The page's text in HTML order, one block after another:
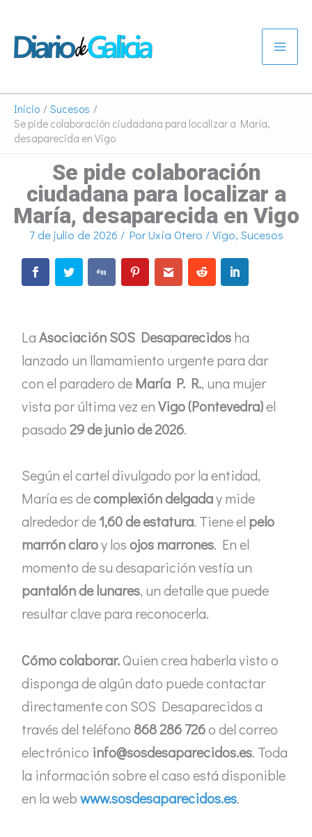
contenido
Inicio
Sucesos
Se pide colaboración ciudadana para localizar a María,
desaparecida en Vigo
Se pide colaboración
ciudadana para localizar a
María, desaparecida en Vigo
7 de julio de 2026 / PorUxía Otero /Vigo, Sucesos
LaAsociación SOS Desaparecidosha
lanzado un llamamiento urgente para dar
con el paradero deMaría P. R., una mujer
vista por última vez enVigo (Pontevedra)el
pasado29 de junio de 2026.
Según el cartel divulgado por la entidad,
María es decomplexión delgaday mide
alrededor de1,60 de estatura. Tiene el pelo
marrón claroy losojos marrones. En el
momento de su desaparición vestía un
pantalón de lunares, un detalle que puede
resultar clave para reconocerla.
Cómo colaborar.Quien crea haberla visto o
disponga de algún dato puede contactar
directamente con SOS Desaparecidos a
través del teléfono868 286 726o del correo
electrónico info@sosdesaparecidos.es. Toda
la información sobre el caso está disponible
en la webwww.sosdesaparecidos.es.